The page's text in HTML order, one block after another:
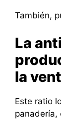
También,
La
la
Este ratio
panadería,